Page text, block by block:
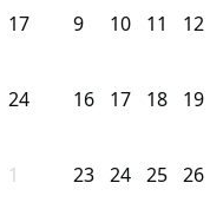
17
24
1
9 10 11 12
16 17 18 19
23 24 25 26